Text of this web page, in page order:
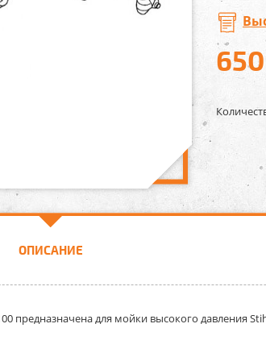
650
ОПИСАНИЕ
предназначена для мойки высокого давления